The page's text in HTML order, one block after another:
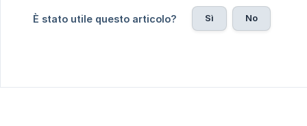
È stato utile questo articolo? Sì No